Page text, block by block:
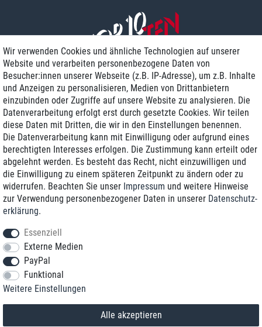
Zustellung am nächsten Werktag
Günstiger Versand
Generalüberholt mit Garantie
+49 8989 96160*
*Sie erreichen uns zum Ortstarif von Montag bis Freitag von 9 Uhr - 18 Uhr.
© 2018 TOP TEN Computervertrieb GmbH
Wir verwenden Cookies und ähnliche Technologien auf unserer
Website und verarbeiten personenbezogene Daten von
Besucher:innen unserer Webseite (z.B. IP-Adresse), um z.B. Inhalte
und Anzeigen zu personalisieren, Medien von Drittanbietern
einzubinden oder Zugriffe auf unsere Website zu analysieren. Die
Datenverarbeitung erfolgt erst durch gesetzte Cookies. Wir teilen
diese Daten mit Dritten, die wir in den Einstellungen benennen.
Die Datenverarbeitung kann mit Einwilligung oder aufgrund eines
berechtigten Interesses erfolgen. Die Zustimmung kann erteilt oder
abgelehnt werden. Es besteht das Recht, nicht einzuwilligen und
die Einwilligung zu einem späteren Zeitpunkt zu ändern oder zu
widerrufen. Beachten Sie unser Impressum und weitere Hinweise
zur Verwendung personenbezogener Daten in unserer Daten­schutz­
erklärung.
Essenziell
Externe Medien
PayPal
Funktional
Weitere Einstellungen
Alle akzeptieren